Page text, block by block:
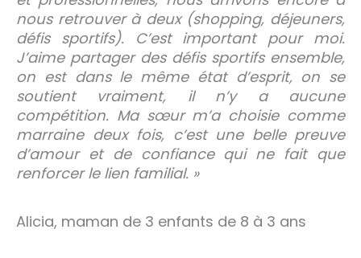
nous retrouver à deux (shopping, déjeuners,
défis sportifs). C’est important pour moi.
J’aime partager des défis sportifs ensemble,
on est dans le même état d’esprit, on se
soutient vraiment, il n’y a aucune
compétition. Ma sœur m’a choisie comme
marraine deux fois, c’est une belle preuve
d’amour et de confiance qui ne fait que
renforcer le lien familial. »
Alicia, maman de 3 enfants de 8 à 3 ans